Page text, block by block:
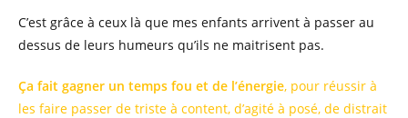
C’est grâce à ceux là que mes enfants arrivent à passer au
dessus de leurs humeurs qu’ils ne maitrisent pas.
Ça fait gagner un temps fou et de l’énergie, pour réussir à
les faire passer de triste à content, d’agité à posé, de distrait